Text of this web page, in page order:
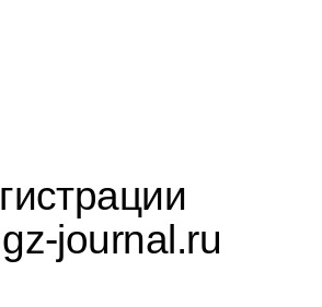
journal.ru